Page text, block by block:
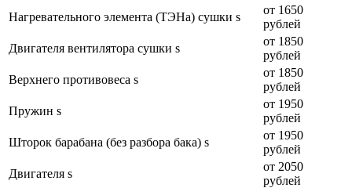
Нагревательного элемента (ТЭНа) сушки s
от 1650
рублей
Двигателя вентилятора сушки s
от 1850
рублей
Верхнего противовеса s
от 1850
рублей
Пружин s
от 1950
рублей
Шторок барабана (без разбора бака) s
от 1950
рублей
Двигателя s
от 2050
рублей